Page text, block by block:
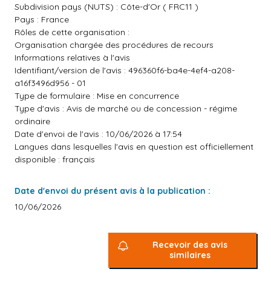
Subdivision pays (NUTS) : Côte-d'Or ( FRC11 )
Pays : France
Rôles de cette organisation :
Organisation chargée des procédures de recours
Informations relatives à l'avis
Identifiant/version de l'avis : 496360f6-ba4e-4ef4-a208-
a16f3496d956 - 01
Type de formulaire : Mise en concurrence
Type d'avis : Avis de marché ou de concession - régime
ordinaire
Date d'envoi de l'avis : 10/06/2026 à 17:54
Langues dans lesquelles l'avis en question est officiellement
disponible : français
Date d'envoi du présent avis à la publication :
10/06/2026
Recevoir des avis
similaires